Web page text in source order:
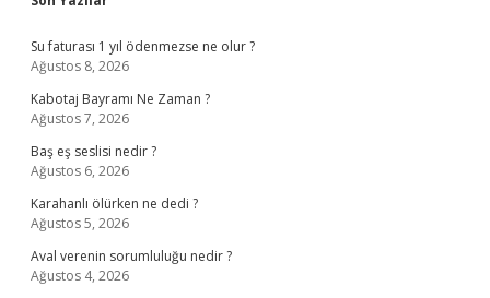
Sidebar
Su faturası 1 yıl ödenmezse ne olur ?
Ağustos 8, 2026
Kabotaj Bayramı Ne Zaman ?
Ağustos 7, 2026
Baş eş seslisi nedir ?
Ağustos 6, 2026
Karahanlı ölürken ne dedi ?
Ağustos 5, 2026
Aval verenin sorumluluğu nedir ?
Ağustos 4, 2026